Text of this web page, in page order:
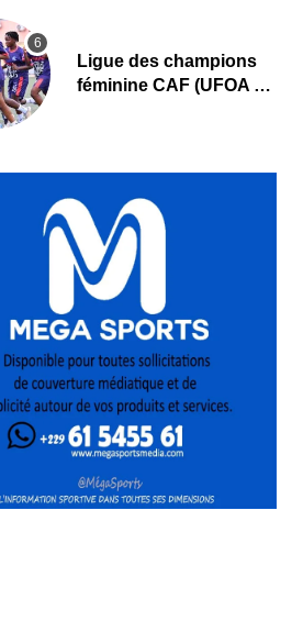
Ligue des champions
féminine CAF (UFOA A)